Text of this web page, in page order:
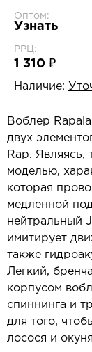
Оптом:
Узнать
РРЦ:
1 310 ₽
Наличие:
Воблер
двух
Rap. Являясь,
моделью,
которая
медленной
нейтральный
имитирует
также
Легкий,
корпусом
спиннинга и
для того,
лосося и